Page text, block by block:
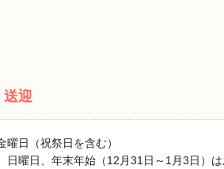
送迎
曜日（祝祭日を含む）
日曜日、年末年始（12月31日～1月3日）